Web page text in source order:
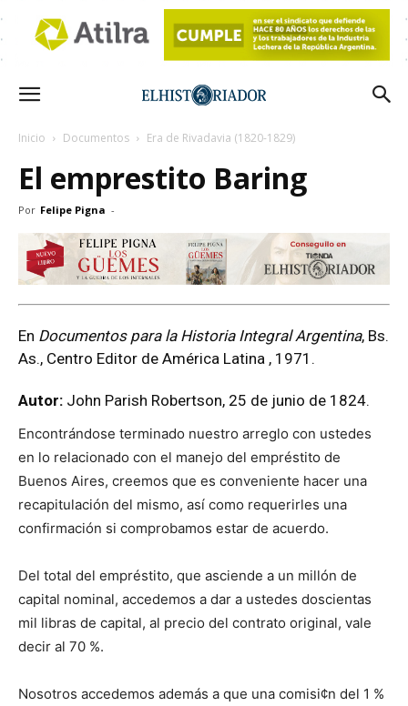
Inicio Documentos Era de Rivadavia (1820-1829)
El emprestito Baring
Por Felipe Pigna -
En Documentos para la Historia Integral Argentina, Bs.
As., Centro Editor de América Latina , 1971.
Autor: John Parish Robertson, 25 de junio de 1824.
Encontrándose terminado nuestro arreglo con ustedes
en lo relacionado con el manejo del empréstito de
Buenos Aires, creemos que es conveniente hacer una
recapitulación del mismo, así como requerirles una
confirmación si comprobamos estar de acuerdo.
Del total del empréstito, que asciende a un millón de
capital nominal, accedemos a dar a ustedes doscientas
mil libras de capital, al precio del contrato original, vale
decir al 70 %.
Nosotros accedemos además a que una comisi¢n del 1 %